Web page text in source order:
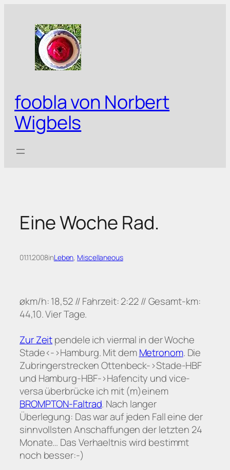
springen
foobla von Norbert
Wigbels
Eine Woche Rad.
01.11.2008inLeben, Miscellaneous
økm/h: 18,52 // Fahrzeit: 2:22 // Gesamt-km:
44,10. Vier Tage.
Zur Zeitpendele ich viermal in der Woche
Stade<->Hamburg. Mit demMetronom. Die
Zubringerstrecken Ottenbeck->Stade-HBF
und Hamburg-HBF->Hafencity und vice-
versa überbrücke ich mit (m)einem
BROMPTON-Faltrad. Nach langer
Überlegung: Das war auf jeden Fall eine der
sinnvollsten Anschaffungen der letzten 24
Monate… Das Verhaeltnis wird bestimmt
noch besser:-)